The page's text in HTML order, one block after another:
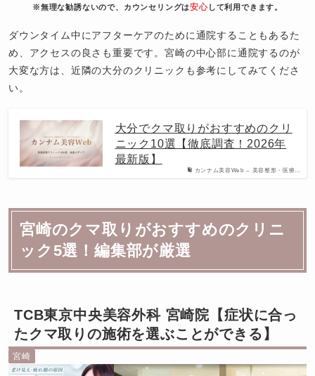
※無理な勧誘ないので、カウンセリングは安心して利用できます。
ダウンタイム中にアフターケアのために通院することもあるた
め、アクセスの良さも重要です。宮崎の中心部に通院するのが
大変な方は、近隣の大分のクリニックも参考にしてみてくださ
い。
カンナム美容Web – 美容整形・医療…
大分でクマ取りがおすすめのクリ
ニック10選【徹底調査！2026年
最新版】
宮崎のクマ取りがおすすめのクリニ
ック5選！編集部が厳選
TCB東京中央美容外科 宮崎院【症状に合っ
たクマ取りの施術を選ぶことができる】
宮崎